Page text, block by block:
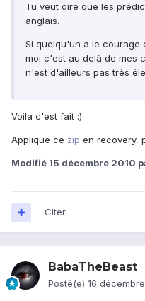
Tu veut dire que les
anglais.
Si quelqu'un a le courage
moi c'est au delà de mes
n'est d'ailleurs pas très
Voila c'est fait :)
Applique ce zip en recovery,
Modifié 15 décembre 2010
Citer
BabaTheBeast
Posté(e) 16